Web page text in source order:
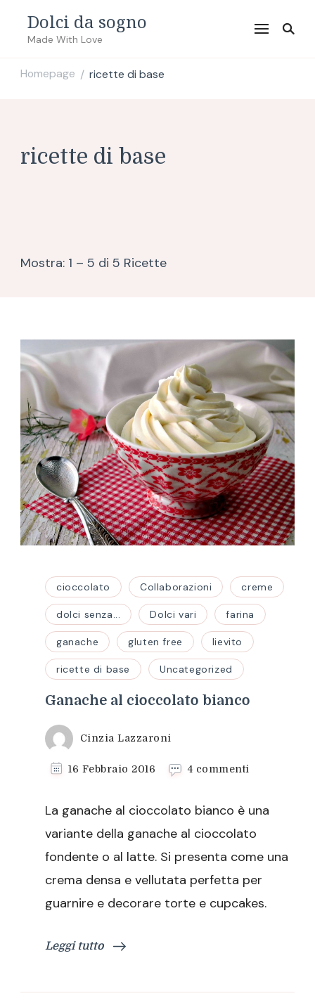
Dolci da sogno
Made With Love
Homepage / ricette di base
ricette di base
Mostra: 1 – 5 di 5 Ricette
cioccolato Collaborazioni creme
dolci senza... Dolci vari farina
ganache gluten free lievito
ricette di base Uncategorized
Ganache al cioccolato bianco
Cinzia Lazzaroni
16 Febbraio 2016 4 commenti
cioccolato
La ganache al cioccolato bianco è una
variante della ganache al cioccolato
fondente o al latte. Si presenta come una
crema densa e vellutata perfetta per
guarnire e decorare torte e cupcakes.
Leggi tutto